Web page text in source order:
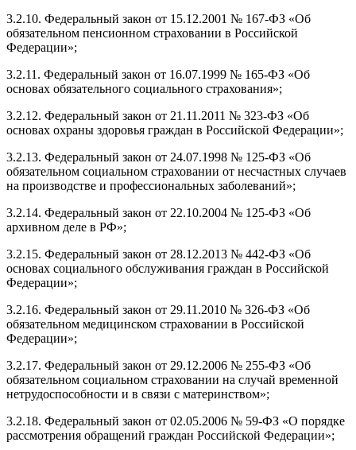
3.2.10. Федеральный закон от 15.12.2001 № 167-ФЗ «Об
обязательном пенсионном страховании в Российской
Федерации»;
3.2.11. Федеральный закон от 16.07.1999 № 165-ФЗ «Об
основах обязательного социального страхования»;
3.2.12. Федеральный закон от 21.11.2011 № 323-ФЗ «Об
основах охраны здоровья граждан в Российской Федерации»;
3.2.13. Федеральный закон от 24.07.1998 № 125-ФЗ «Об
обязательном социальном страховании от несчастных случаев
на производстве и профессиональных заболеваний»;
3.2.14. Федеральный закон от 22.10.2004 № 125-ФЗ «Об
архивном деле в РФ»;
3.2.15. Федеральный закон от 28.12.2013 № 442-ФЗ «Об
основах социального обслуживания граждан в Российской
Федерации»;
3.2.16. Федеральный закон от 29.11.2010 № 326-ФЗ «Об
обязательном медицинском страховании в Российской
Федерации»;
3.2.17. Федеральный закон от 29.12.2006 № 255-ФЗ «Об
обязательном социальном страховании на случай временной
нетрудоспособности и в связи с материнством»;
3.2.18. Федеральный закон от 02.05.2006 № 59-ФЗ «О порядке
рассмотрения обращений граждан Российской Федерации»;